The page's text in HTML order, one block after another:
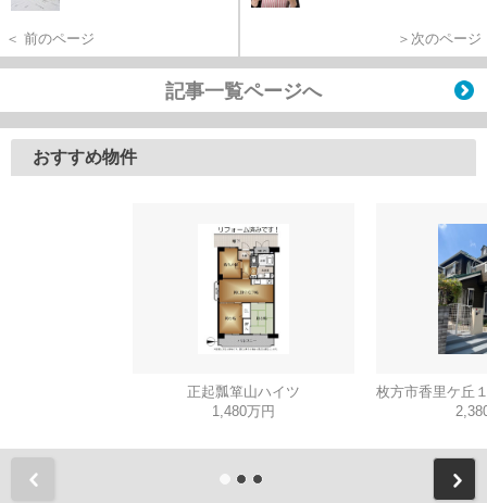
＜ 前のページ ＞次のページ
記事一覧ページへ
おすすめ物件
正起瓢箪山ハイツ
1,480万円